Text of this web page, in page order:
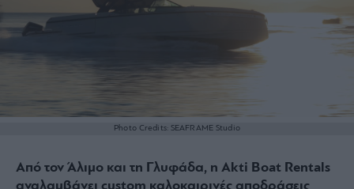
Photo Credits: SEAFRAME Studio
Από τον Άλιμο και τη Γλυφάδα, η Akti Boat Rentals